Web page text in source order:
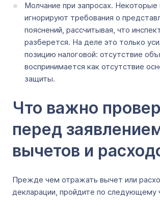
Молчание при запросах. Некоторые
игнорируют требования о
пояснений, рассчитывая, что
разберется. На деле это только
позицию налоговой: отсутствие
воспринимается как отсутствие
защиты.
Что важно
перед
вычетов и
Прежде чем отражать вычет или
декларации, пройдите по следующему